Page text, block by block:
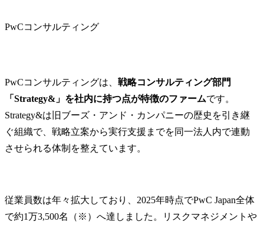
PwCコンサルティング
PwCコンサルティングは、 戦略コンサルティング部門
「Strategy&」を社内に持つ点が特徴のファームです。
Strategy&は旧ブーズ・アンド・カンパニーの歴史を引き継
ぐ組織で、戦略立案から実行支援までを同一法人内で連動
させられる体制を整えています。
従業員数は年々拡大しており、2025年時点でPwC Japan全体
で約1万3,500名（※）へ達しました。リスクマネジメントや